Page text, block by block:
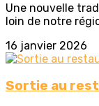
Une nouvelle
loin de notre
16 janvier 2026
Sortie au